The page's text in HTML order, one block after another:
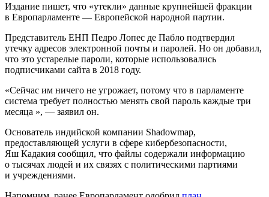
Издание пишет, что «утекли» данные крупнейшей фракции
в Европарламенте — Европейской народной партии.
Представитель EНП Педро Лопес де Пабло подтвердил
утечку адресов электронной почты и паролей. Но он добавил,
что это устарелые пароли, которые использовались
подписчиками сайта в 2018 году.
«Сейчас им ничего не угрожает, потому что в парламенте
система требует полностью менять свой пароль каждые три
месяца », — заявил он.
Основатель индийской компании Shadowmap,
предоставляющей услуги в сфере кибербезопасности,
Яш Кадакия сообщил, что файлы содержали информацию
о тысячах людей и их связях с политическими партиями
и учреждениями.